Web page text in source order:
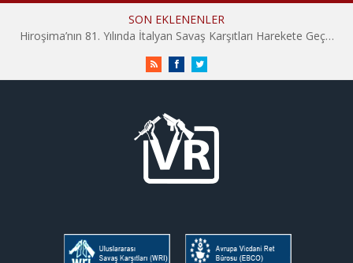
SON EKLENENLER
Hiroşima’nın 81. Yılında İtalyan Savaş Karşıtları Harekete Geçti: “Hatırlamak yeterli değil”
RSS FacebookTwitter